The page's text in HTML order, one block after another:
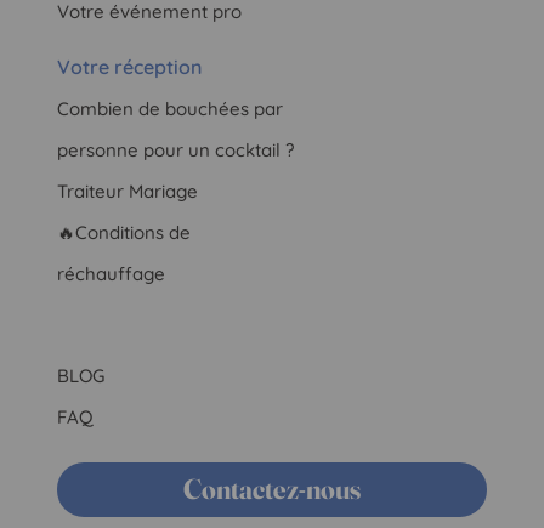
Votre événement pro
Votre réception
Combien de bouchées par
personne pour un cocktail ?
Traiteur Mariage
🔥Conditions de
réchauffage
BLOG
FAQ
Contactez-nous